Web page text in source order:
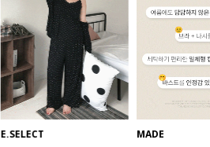
ALL
익스클루시브
아우터
E.SELECT MADE